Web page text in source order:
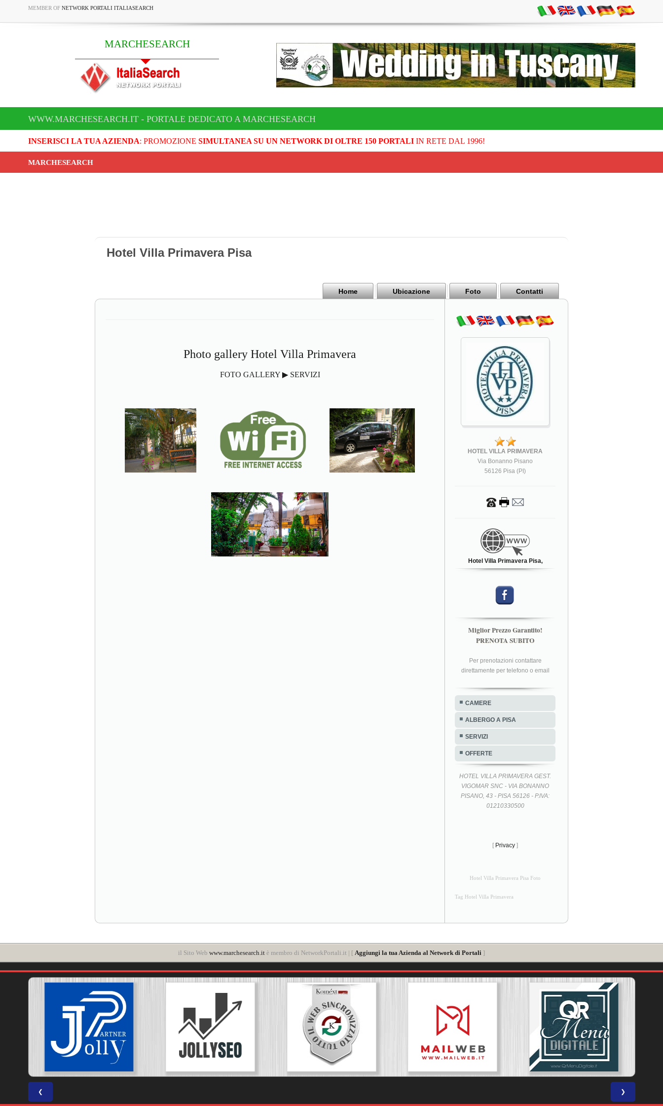
MEMBER OF NETWORK PORTALI ITALIASEARCH
MARCHESEARCH
WWW.MARCHESEARCH.IT - PORTALE DEDICATO A MARCHESEARCH
INSERISCI LA TUA AZIENDA: PROMOZIONE SIMULTANEA SU UN NETWORK DI OLTRE 150 PORTALIIN RETE DAL 1996!
MARCHESEARCH
Hotel Villa Primavera Pisa
Home Ubicazione Foto Contatti
Photo gallery Hotel Villa Primavera
FOTO GALLERY ▶ SERVIZI
HOTEL VILLA PRIMAVERA
Via Bonanno Pisano
56126 Pisa (PI)
Hotel Villa Primavera Pisa,
Miglior Prezzo Garantito!
PRENOTA SUBITO
Per prenotazioni contattare
direttamente per telefono o email
CAMERE
ALBERGO A PISA
SERVIZI
OFFERTE
HOTEL VILLA PRIMAVERA GEST.
VIGOMAR SNC - VIA BONANNO
PISANO, 43 - PISA 56126 - P.IVA:
01210330500
[ Privacy ]
Hotel Villa Primavera Pisa Foto
Tag Hotel Villa Primavera
il Sito Web www.marchesearch.it è membro di NetworkPortali.it | [ Aggiungi la tua Azienda al Network di Portali ]
❮ ❯